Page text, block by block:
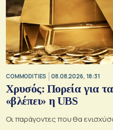
COMMODITIES 08.08.2026, 18:31
Χρυσός: Πορεία για
«βλέπει» η UBS
Οι παράγοντες που θα